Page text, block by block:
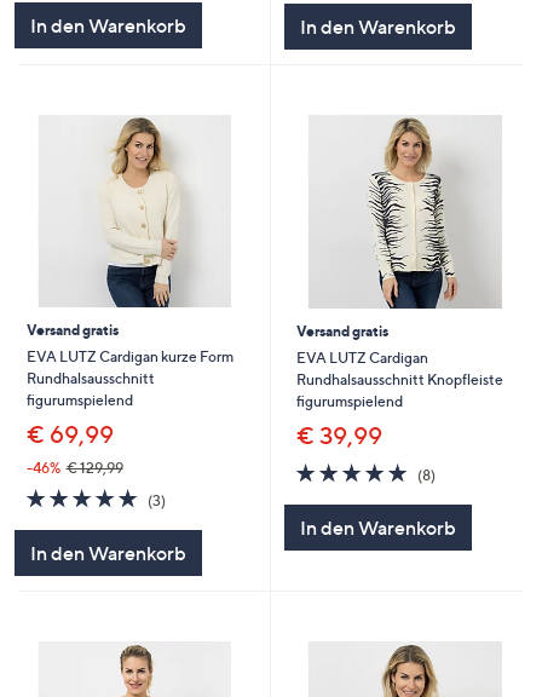
In den Warenkorb In den Warenkorb
Versand gratis
EVA LUTZ Cardigan kurze Form
Rundhalsausschnitt
figurumspielend
€ 69,99
-46% € 129,99
5.0
von
(3)
In den Warenkorb
Versand gratis
EVA LUTZ Cardigan
Rundhalsausschnitt Knopfleiste
figurumspielend
€ 39,99
5.0
von
(8)
In den Warenkorb